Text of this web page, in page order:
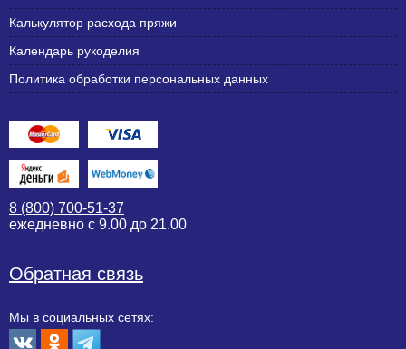
Калькулятор расхода пряжи
Календарь рукоделия
Политика обработки персональных данных
8 (800) 700-51-37
ежедневно с 9.00 до 21.00
Обратная связь
Мы в социальных сетях: